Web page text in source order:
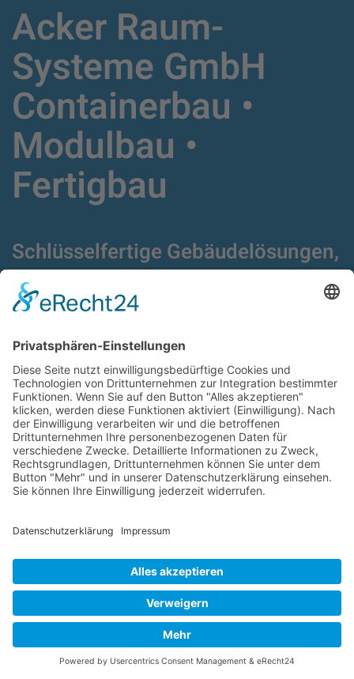
Acker Raum-
Systeme GmbH
Containerbau •
Modulbau •
Fertigbau
Schlüsselfertige Gebäudelösungen,
Fertigbau,
Modulgebäude und Container
1992
Kontakt
Acker Raum-Systeme GmbH
Ludwig-Erhard-Straße 18
D-20459 Hamburg
Telefon:+49 (0)40 - 685 669